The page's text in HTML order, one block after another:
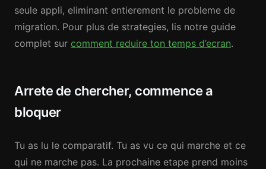
seule appli, eliminant entierement le probleme de
migration. Pour plus de strategies, lis notre guide
complet sur comment reduire ton temps d’ecran.
Arrete de chercher, commence a
bloquer
Tu as lu le comparatif. Tu as vu ce qui marche et ce
qui ne marche pas. La prochaine etape prend moins